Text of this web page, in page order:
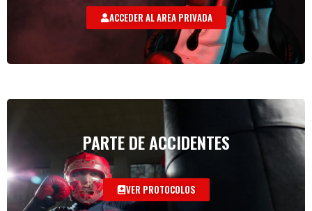
ACCEDER AL AREA PRIVADA
PARTE DE ACCIDENTES
VER PROTOCOLOS